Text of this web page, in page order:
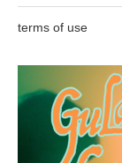
terms of use